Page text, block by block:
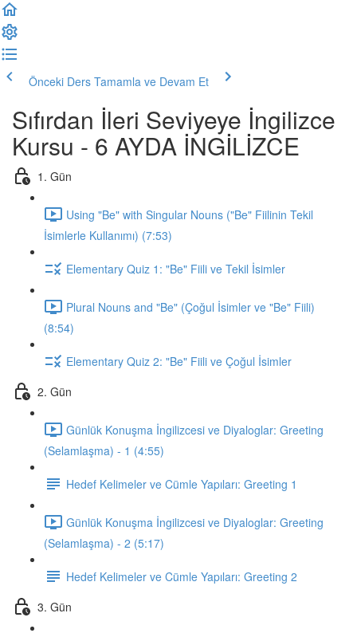
Önceki Ders Tamamla ve Devam Et
Sıfırdan İleri Seviyeye İngilizce
Kursu - 6 AYDA İNGİLİZCE
1. Gün
Using "Be" with Singular Nouns ("Be" Fiilinin Tekil
İsimlerle Kullanımı) (7:53)
Elementary Quiz 1: "Be" Fiili ve Tekil İsimler
Plural Nouns and "Be" (Çoğul İsimler ve "Be" Fiili)
(8:54)
Elementary Quiz 2: "Be" Fiili ve Çoğul İsimler
2. Gün
Günlük Konuşma İngilizcesi ve Diyaloglar: Greeting
(Selamlaşma) - 1 (4:55)
Hedef Kelimeler ve Cümle Yapıları: Greeting 1
Günlük Konuşma İngilizcesi ve Diyaloglar: Greeting
(Selamlaşma) - 2 (5:17)
Hedef Kelimeler ve Cümle Yapıları: Greeting 2
3. Gün